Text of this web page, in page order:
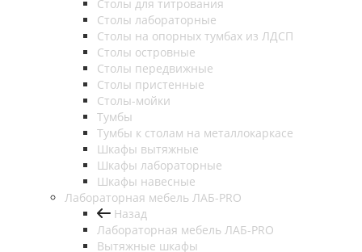
Столы для титрования
Столы лабораторные
Столы на опорных тумбах из ЛДСП
Столы островные
Столы передвижные
Столы пристенные
Столы-мойки
Тумбы
Тумбы к столам на металлокаркасе
Шкафы вытяжные
Шкафы лабораторные
Шкафы навесные
Лабораторная мебель ЛАБ-PRO
Назад
Лабораторная мебель ЛАБ-PRO
Вытяжные шкафы